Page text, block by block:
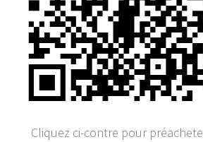
Cliquez ci-contre pour